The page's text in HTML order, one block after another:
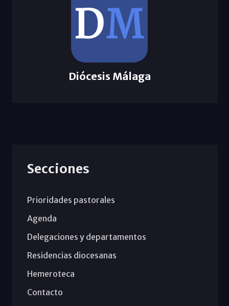
Diócesis Málaga
Secciones
Prioridades pastorales
Agenda
Delegaciones y departamentos
Residencias diocesanas
Hemeroteca
Contacto